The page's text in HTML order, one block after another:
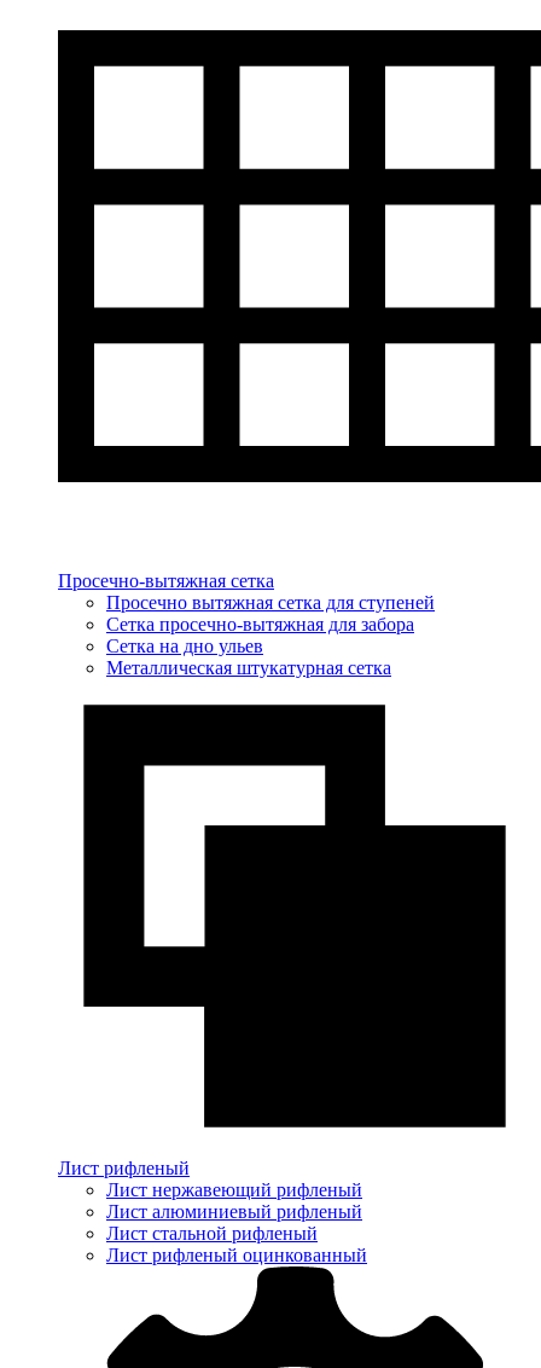
Просечно-вытяжная сетка
Просечно вытяжная сетка для ступеней
Сетка просечно-вытяжная для забора
Сетка на дно ульев
Металлическая штукатурная сетка
Лист рифленый
Лист нержавеющий рифленый
Лист алюминиевый рифленый
Лист стальной рифленый
Лист рифленый оцинкованный